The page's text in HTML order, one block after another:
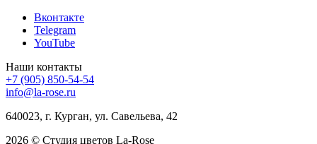
Вконтакте
Telegram
YouTube
Наши контакты
+7 (905) 850-54-54
info@la-rose.ru
640023, г. Курган, ул. Савельева, 42
2026 © Студия цветов La-Rose